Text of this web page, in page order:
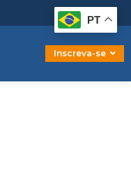
Inscreva-se
Graduação
Pós-Graduação
Mestrado
Doutorado
PT